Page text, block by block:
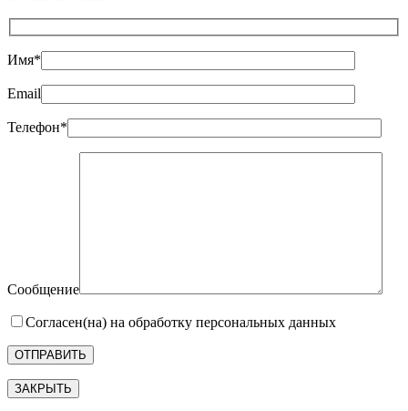
Имя*
Email
Телефон*
Сообщение
Согласен(на) на обработку персональных данных
ЗАКРЫТЬ